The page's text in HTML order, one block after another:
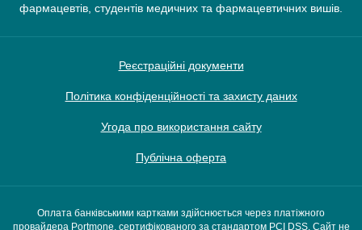
фармацевтів, студентів медичних та фармацевтичних вишів.
Реєстраційні документи
Політика конфіденційності та захисту даних
Угода про використання сайту
Публічна оферта
Оплата банківськими картками здійснюється через платіжного
провайдера Portmone, сертифікованого за стандартом PCI DSS. Сайт не